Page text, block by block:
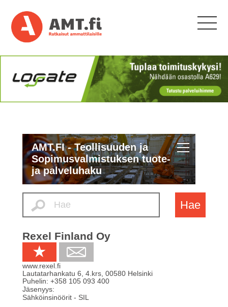
AMT.FI - Teollisuuden ja
Sopimusvalmistuksen tuote-
ja palveluhaku
Hae
Rexel Finland Oy
www.rexel.fi
Lautatarhankatu 6, 4.krs 00580 Helsinki
Puhelin: +358 105 093 400
Jäsenyys:
Sähköinsinöörit - SIL